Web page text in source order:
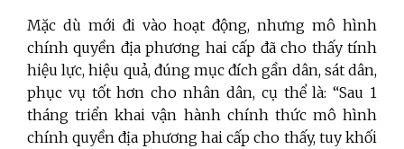
Mặc dù mới đi vào hoạt động, nhưng mô hình
chính quyền địa phương hai cấp đã cho thấy tính
hiệu lực, hiệu quả, đúng mục đích gần dân, sát dân,
phục vụ tốt hơn cho nhân dân, cụ thể là: “Sau 1
tháng triển khai vận hành chính thức mô hình
chính quyền địa phương hai cấp cho thấy, tuy khối